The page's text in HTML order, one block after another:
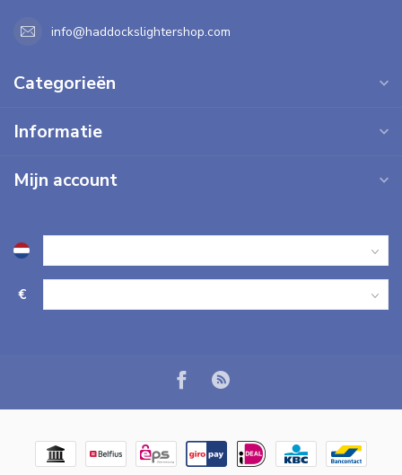
info@haddockslightershop.com
Categorieën
Informatie
Mijn account
€